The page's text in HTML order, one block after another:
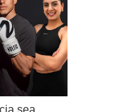
sea